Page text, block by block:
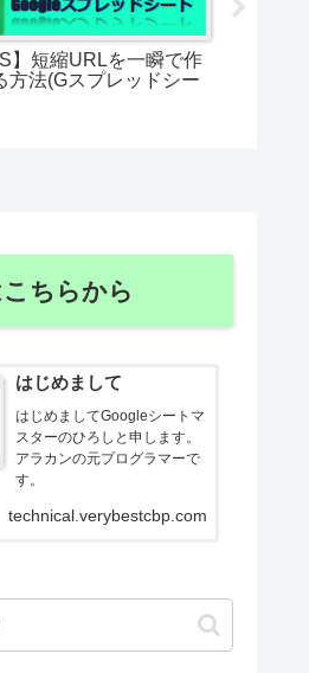
】短縮URLを一瞬で作
方法(Gスプレッドシー
ちらから
はじめまして
はじめましてGoogleシートマ
スターのひろしと申します。
アラカンの元プログラマーで
す。
technical.verybestcbp.com